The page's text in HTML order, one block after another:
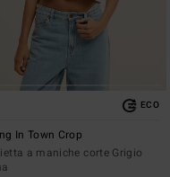
ECO
In Town Crop
a maniche corte Grigio